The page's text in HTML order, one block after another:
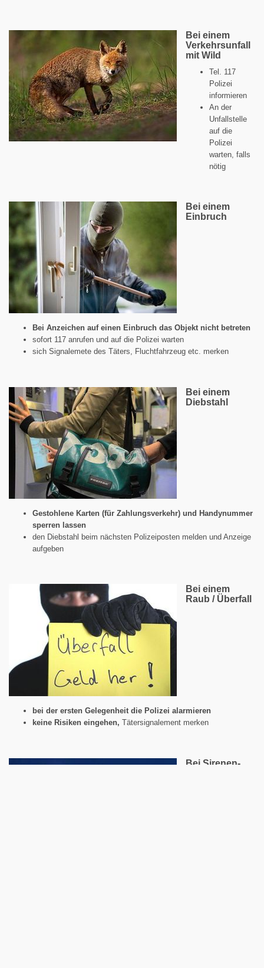
Bei einem
Verkehrsunfall
mit Wild
Tel. 117
Polizei
informieren
An der
Unfallstelle
auf die
Polizei
warten, falls
nötig
Bei einem
Einbruch
Bei Anzeichen auf einen Einbruch das Objekt nicht betreten
sofort 117 anrufen und auf die Polizei warten
sich Signalemete des Täters, Fluchtfahrzeug etc. merken
Bei einem
Diebstahl
Gestohlene Karten (für Zahlungsverkehr) und Handynummer
sperren lassen
den Diebstahl beim nächsten Polizeiposten melden und Anzeige
aufgeben
Bei einem
Raub / Überfall
bei der ersten Gelegenheit die Polizei alarmieren
keine Risiken eingehen, Tätersignalement merken
Bei Sirenen-